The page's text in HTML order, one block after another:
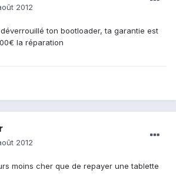
2012
ton bootloader, ta garantie est
la réparation
2012
moins cher que de repayer une tablette